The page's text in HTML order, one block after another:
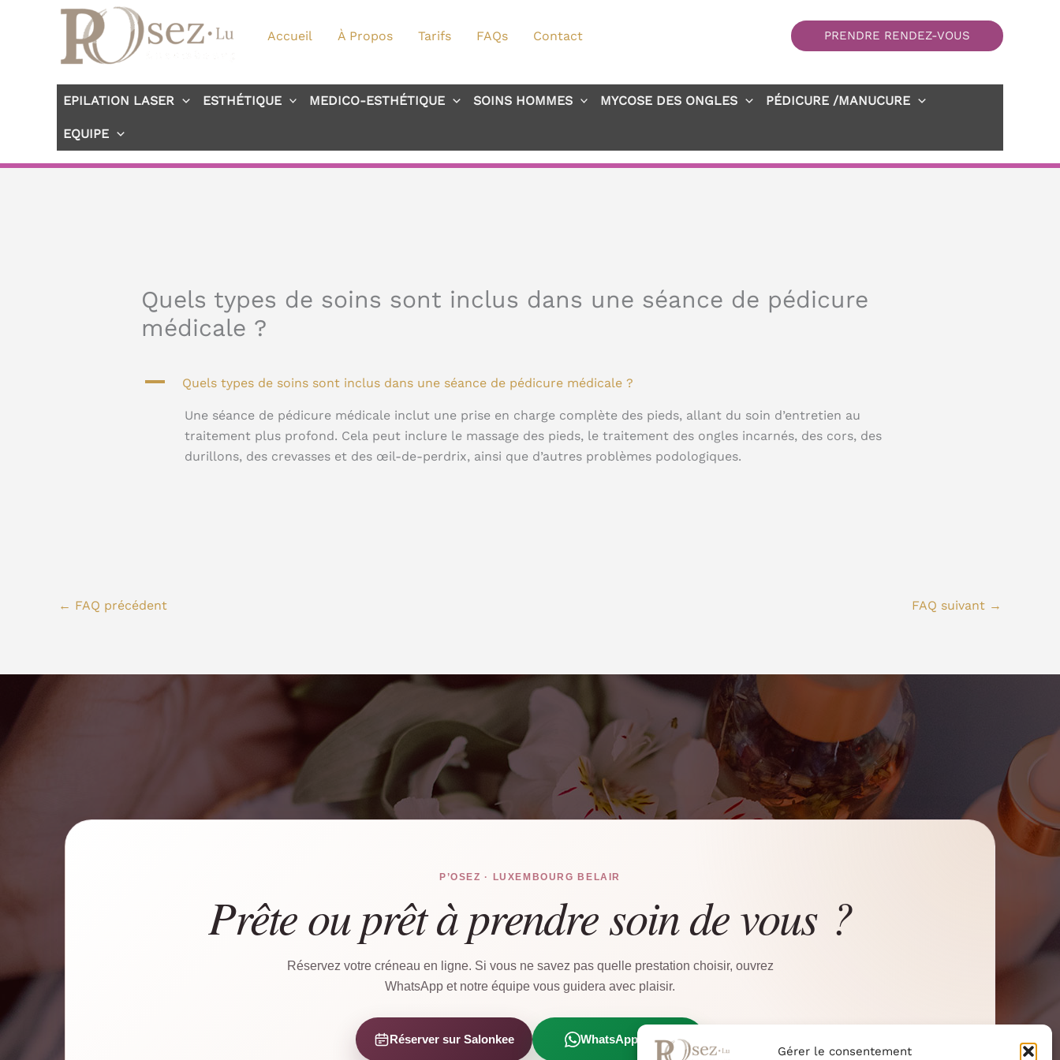
Gérer le consentement
Accueil À Propos Tarifs FAQs Contact PRENDRE RENDEZ-VOUS
EPILATION LASER ESTHÉTIQUE MEDICO-ESTHÉTIQUE SOINS HOMMES MYCOSE DES ONGLES PÉDICURE /MANUCURE
EQUIPE
Quels types de soins sont inclus dans une séance de pédicure
médicale ?
A Quels types de soins sont inclus dans une séance de pédicure médicale ?
Une séance de pédicure médicale inclut une prise en charge complète des pieds, allant du soin d’entretien au
traitement plus profond. Cela peut inclure le massage des pieds, le traitement des ongles incarnés, des cors, des
durillons, des crevasses et des œil-de-perdrix, ainsi que d’autres problèmes podologiques.
← FAQ précédent FAQ suivant →
P’OSEZ · LUXEMBOURG BELAIR
Prête ou prêt à prendre soin de vous ?
Réservez votre créneau en ligne. Si vous ne savez pas quelle prestation choisir, ouvrez
WhatsApp et notre équipe vous guidera avec plaisir.
Réserver sur Salonkee WhatsApp direct